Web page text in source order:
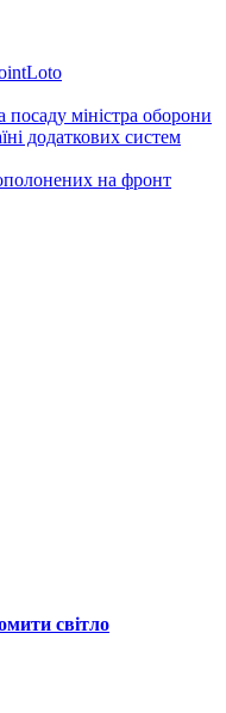
міністра оборони
додаткових систем
на фронт
світло